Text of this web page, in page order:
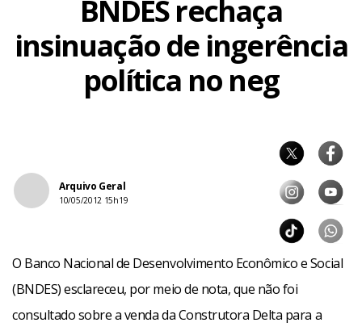
BNDES rechaça
insinuação de ingerência
política no neg
Arquivo Geral
10/05/2012 15h19
O Banco Nacional de Desenvolvimento Econômico e Social
(BNDES) esclareceu, por meio de nota, que não foi
consultado sobre a venda da Construtora Delta para a